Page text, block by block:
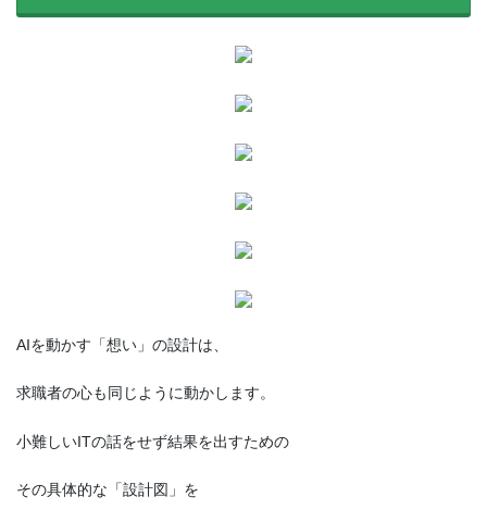
AIを動かす「想い」の設計は、
求職者の心も同じように動かします。
小難しいITの話をせず結果を出すための
その具体的な「設計図」を